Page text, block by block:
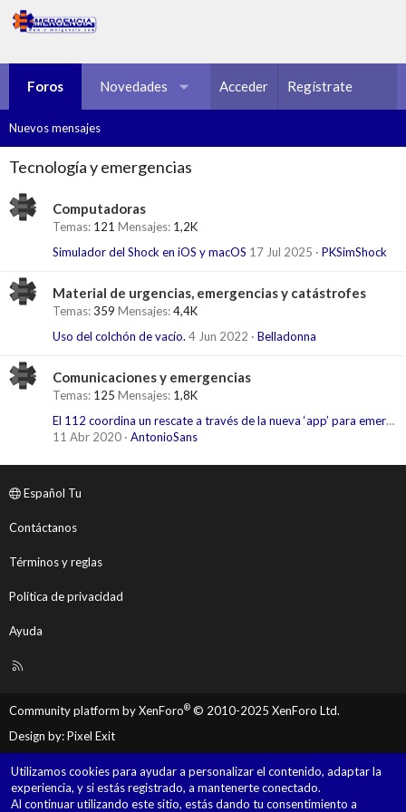
Foros Novedades Multimedia Recursos
Acceder Regístrate
Nuevos mensajes
Tecnología y emergencias
Computadoras
Temas 121 Mensajes 1,2K
Simulador del Shock en iOS y macOS 17 Jul 2025 PKSimShock
Material de urgencias, emergencias y catástrofes
Temas 359 Mensajes 4,4K
Uso del colchón de vacío. 4 Jun 2022 Belladonna
Comunicaciones y emergencias
Temas 125 Mensajes 1,8K
El 112 coordina un rescate a través de la nueva ‘app’ para emergencias
11 Abr 2020
AntonioSans
Español Tu
Contáctanos
Términos y reglas
Política de privacidad
Ayuda
R
Community platform by XenForo® © 2010-2025 XenForo Ltd.
Design by:Pixel Exit
Utilizamos cookies para ayudar a personalizar el contenido, adaptar la
experiencia, y si estás registrado, a mantenerte conectado.
Al continuar utilizando este sitio, estás dando tu consentimiento a